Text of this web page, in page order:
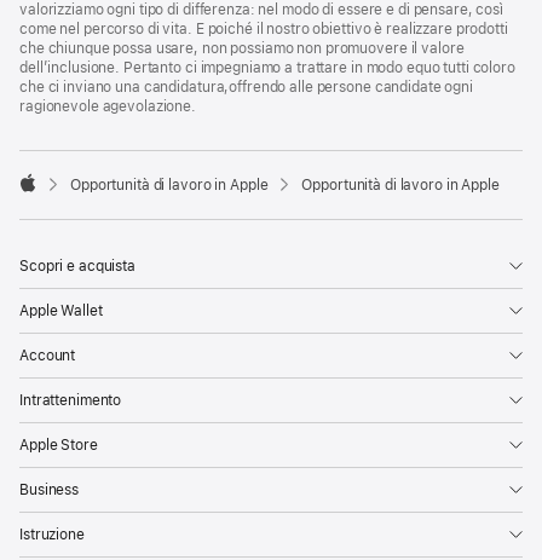
valorizziamo ogni tipo di differenza: nel modo di essere e di pensare, così
come nel percorso di vita. E poiché il nostro obiettivo è realizzare prodotti
che chiunque possa usare, non possiamo non promuovere il valore
dell’inclusione. Pertanto ci impegniamo a trattare in modo equo tutti coloro
che ci inviano una candidatura,offrendo alle persone candidate ogni
ragionevole agevolazione.

Opportunità di lavoro in Apple Opportunità di lavoro in Apple
Scopri e acquista
Apple Wallet
Account
Intrattenimento
Apple Store
Business
Istruzione